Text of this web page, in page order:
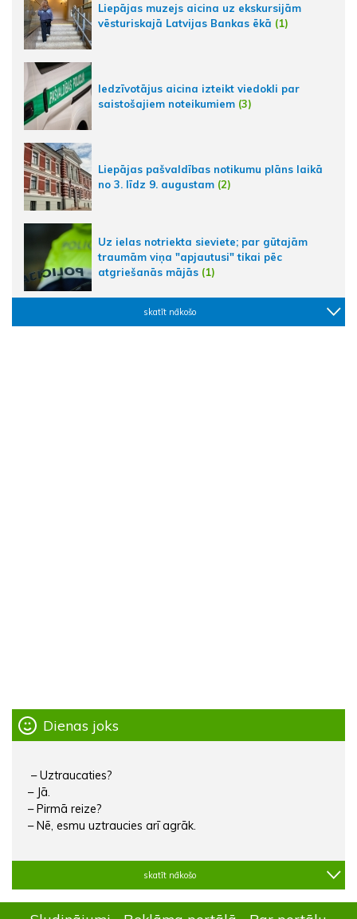
Liepājas muzejs aicina uz ekskursijām
vēsturiskajā Latvijas Bankas ēkā (1)
Iedzīvotājus aicina izteikt viedokli par
saistošajiem noteikumiem (3)
Liepājas pašvaldības notikumu plāns laikā
no 3. līdz 9. augustam (2)
Uz ielas notriekta sieviete; par gūtajām
traumām viņa "apjautusi" tikai pēc
atgriešanās mājās (1)
skatīt nākošo
Dienas joks
– Uztraucaties?
– Jā.
– Pirmā reize?
– Nē, esmu uztraucies arī agrāk.
skatīt nākošo